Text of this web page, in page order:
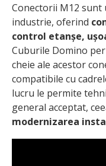
Conectorii M12 sunt
industrie, oferind
control etanșe,
Cuburile Domino
cheie ale acestor
compatibile cu
lucru le permite
general acceptat,
modernizarea